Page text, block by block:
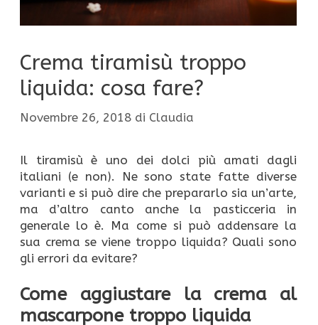
Crema tiramisù troppo
liquida: cosa fare?
Novembre 26, 2018 di Claudia
Il tiramisù è uno dei dolci più amati dagli
italiani (e non). Ne sono state fatte diverse
varianti e si può dire che prepararlo sia un’arte,
ma d’altro canto anche la pasticceria in
generale lo è. Ma come si può addensare la
sua crema se viene troppo liquida? Quali sono
gli errori da evitare?
Come aggiustare la crema al
mascarpone troppo liquida